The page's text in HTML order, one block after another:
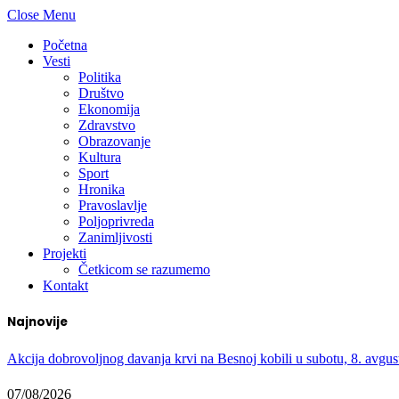
Close Menu
Početna
Vesti
Politika
Društvo
Ekonomija
Zdravstvo
Obrazovanje
Kultura
Sport
Hronika
Pravoslavlje
Poljoprivreda
Zanimljivosti
Projekti
Četkicom se razumemo
Kontakt
Najnovije
Akcija dobrovoljnog davanja krvi na Besnoj kobili u subotu, 8.
07/08/2026